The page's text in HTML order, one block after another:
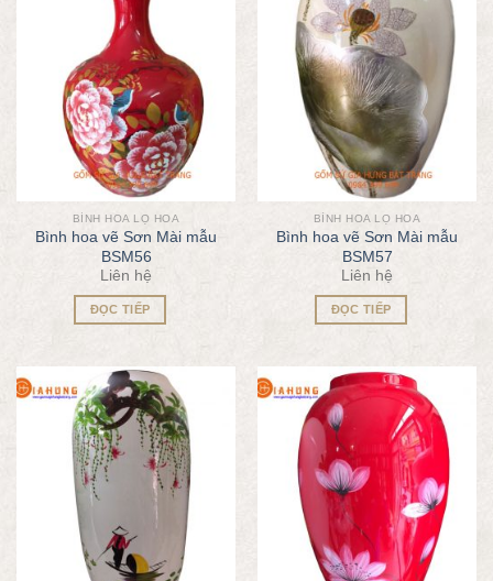
BÌNH HOA LỌ HOA
Bình hoa vẽ Sơn Mài mẫu
BSM56
Liên hệ
ĐỌC TIẾP
BÌNH HOA LỌ HOA
Bình hoa vẽ Sơn Mài mẫu
BSM57
Liên hệ
ĐỌC TIẾP